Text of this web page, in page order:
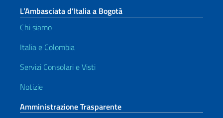
L’Ambasciata d’Italia a Bogotà
Chi siamo
Italia e Colombia
Servizi Consolari e Visti
Notizie
Amministrazione Trasparente